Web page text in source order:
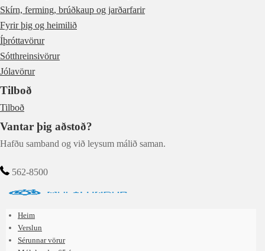
Skírn, ferming, brúðkaup og jarðarfarir
Fyrir þig og heimilið
Íþróttavörur
Sótthreinsivörur
Jólavörur
Tilboð
Tilboð
Vantar þig aðstoð?
Hafðu samband og við leysum málið saman.
562-8500
Heim
Verslun
Sérunnar vörur